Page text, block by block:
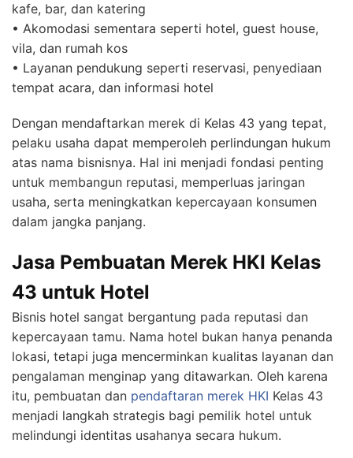
kafe, bar, dan katering
• Akomodasi sementara seperti hotel, guest house,
vila, dan rumah kos
• Layanan pendukung seperti reservasi, penyediaan
tempat acara, dan informasi hotel
Dengan mendaftarkan merek di Kelas 43 yang tepat,
pelaku usaha dapat memperoleh perlindungan hukum
atas nama bisnisnya. Hal ini menjadi fondasi penting
untuk membangun reputasi, memperluas jaringan
usaha, serta meningkatkan kepercayaan konsumen
dalam jangka panjang.
Jasa Pembuatan Merek HKI Kelas
43 untuk Hotel
Bisnis hotel sangat bergantung pada reputasi dan
kepercayaan tamu. Nama hotel bukan hanya penanda
lokasi, tetapi juga mencerminkan kualitas layanan dan
pengalaman menginap yang ditawarkan. Oleh karena
itu, pembuatan dan pendaftaran merek HKI Kelas 43
menjadi langkah strategis bagi pemilik hotel untuk
melindungi identitas usahanya secara hukum.